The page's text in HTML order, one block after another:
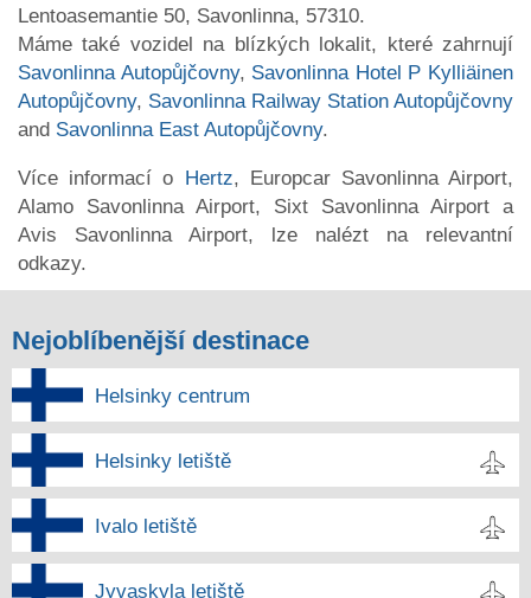
Lentoasemantie 50, Savonlinna, 57310.
Máme také vozidel na blízkých lokalit, které zahrnují
Savonlinna Autopůjčovny, Savonlinna Hotel P Kylliäinen
Autopůjčovny, Savonlinna Railway Station Autopůjčovny
and Savonlinna East Autopůjčovny.
Více informací o Hertz, Europcar Savonlinna Airport,
Alamo Savonlinna Airport, Sixt Savonlinna Airport a
Avis Savonlinna Airport, lze nalézt na relevantní
odkazy.
Nejoblíbenější destinace
Helsinky centrum
Helsinky letiště
Ivalo letiště
Jyvaskyla letiště